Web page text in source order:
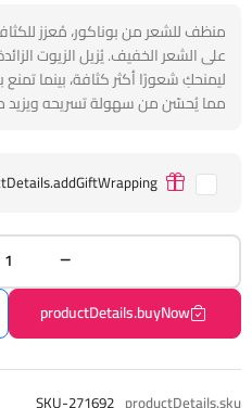
منظف ​​للشعر من بوناكور، مُعزز
على الشعر الخفيف. يُزيل الزيوت
ليمنحكِ شعورًا أكثر كثافة، بينما
مما يُحسّن من سهولة تسريحه ويزيد
productDetails.buyNow